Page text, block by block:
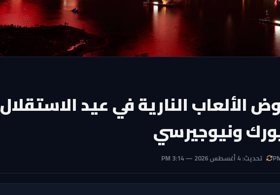
الألعاب النارية في عيد الاستقلال
تحديث: 4 أغسطس 2026 — 3:14 PM